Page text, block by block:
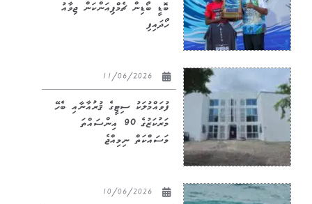
ބޮޑީ ބޯޑިން ޗެމްޕިއަންކަން ޖިވާއު
ހޯދައިފި
ފުވައްމުލަކު ސިޓީގެ ޤުރުއާނާއި ބެހޭ
މަރުކަޒުގެ 90 އިންސައްތަ
މަސައްކަތް ނިމިއްޖެ